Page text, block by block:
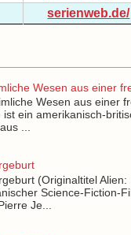
serienweb.de/
Wesen aus einer
Wesen aus einer
ist ein amerikanisch-
...
(Originaltitel
Science-Fiction-
Je...